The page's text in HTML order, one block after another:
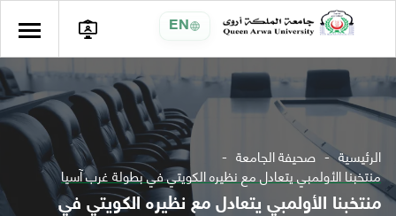
EN
الرئيسية صحيفة الجامعة
منتخبنا الأولمبي يتعادل مع نظيره الكويتي في بطولة غرب آسيا
منتخبنا الأولمبي يتعادل مع نظيره الكويتي في